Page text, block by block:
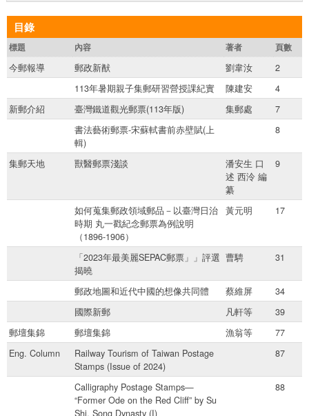
目錄
標題 內容 著者 頁數
今郵報導 郵政新猷 劉韋汝
2
113年暑期親子集郵研習營授課紀實
陳建安
4
新郵介紹
臺灣鐵道觀光郵票(113年版) 集郵處
7
書法藝術郵票-宋蘇軾書前赤壁賦(上
輯)
8
集郵天地 獸醫郵票淺談
潘安生 口
述 西泠 編
纂
9
如何蒐集郵政領域郵品－以臺灣日治
時期 丸一戳紀念郵票為例說明
（1896-1906）
黃元明 17
「2023年最美麗SEPAC郵票」」評選
揭曉
曹騁 31
郵政地圖和近代中國的想像共同體 蔡維屏
34
國際新郵
凡軒等
39
郵壇集錦
郵壇集錦 漁翁等
77
Eng. Column
Railway Tourism of Taiwan Postage
Stamps (Issue of 2024)
87
Calligraphy Postage Stamps—
“Former Ode on the Red Cliff” by Su
Shi, Song Dynasty (I)
88